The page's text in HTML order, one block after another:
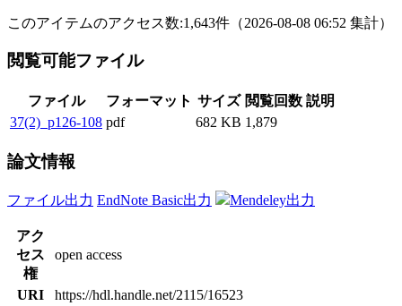
このアイテムのアクセス数:1,643件 （2026-08-08 06:52 集計）
閲覧可能ファイル
ファイル フォーマット サイズ 閲覧回数 説明
37(2)_p126-108 pdf 682 KB 1,879
論文情報
ファイル出力 EndNote Basic出力 Mendeley出力
アク
セス
権
open access
URI https://hdl.handle.net/2115/16523